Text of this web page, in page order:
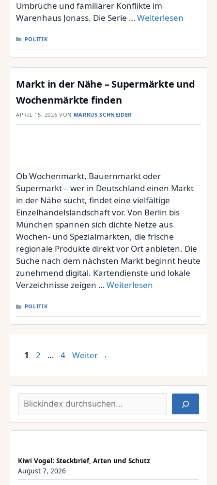
Umbrüche und familiärer Konflikte im
Warenhaus Jonass. Die Serie …Weiterlesen
KATEGORIEN
POLITIK
Markt in der Nähe – Supermärkte und
Wochenmärkte finden
APRIL 15, 2026 VON MARKUS SCHNEIDER
Ob Wochenmarkt, Bauernmarkt oder
Supermarkt – wer in Deutschland einen Markt
in der Nähe sucht, findet eine vielfältige
Einzelhandelslandschaft vor. Von Berlin bis
München spannen sich dichte Netze aus
Wochen- und Spezialmärkten, die frische
regionale Produkte direkt vor Ort anbieten. Die
Suche nach dem nächsten Markt beginnt heute
zunehmend digital. Kartendienste und lokale
Verzeichnisse zeigen …Weiterlesen
KATEGORIEN
POLITIK
Seite
1 Seite
2 … Seite
4 Weiter →
Suchen
Kiwi Vogel: Steckbrief, Arten und Schutz
August 7, 2026